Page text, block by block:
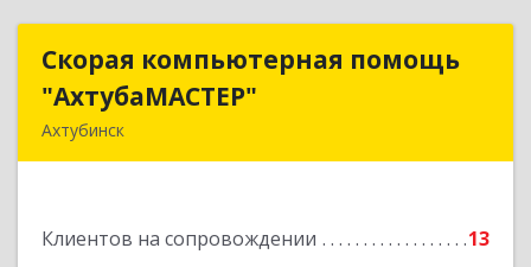
Скорая компьютерная помощь
"АхтубаМАСТЕР"
Ахтубинск
Клиентов на сопровождении 13
Скорая компьютерная помощь
Подробнее